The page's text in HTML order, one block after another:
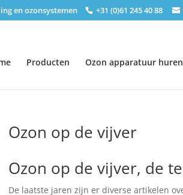
en ozonsystemen +31 (0)61 245 40 88
Producten Ozon apparatuur huren
Ozon op de vijver
Ozon op de vijver, de
De laatste jaren zijn er diverse artikelen